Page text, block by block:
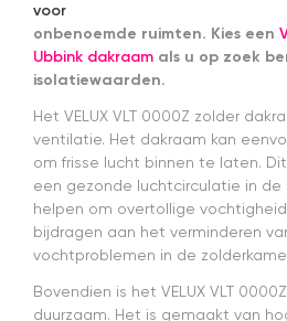
voor
onbenoemde ruimten. Kies een
Ubbink dakraam als u op zoek
isolatiewaarden.
Het VELUX VLT 0000Z zolder
ventilatie. Het dakraam kan
om frisse lucht binnen te laten.
een gezonde luchtcirculatie in de
helpen om overtollige
bijdragen aan het verminderen
vochtproblemen in de
Bovendien is het VELUX VLT
duurzaam. Het is gemaakt van